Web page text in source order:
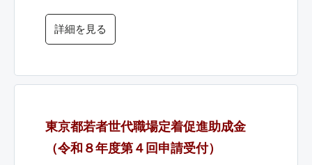
詳細を見る
東京都若者世代職場定着促進助成金
（令和８年度第４回申請受付）